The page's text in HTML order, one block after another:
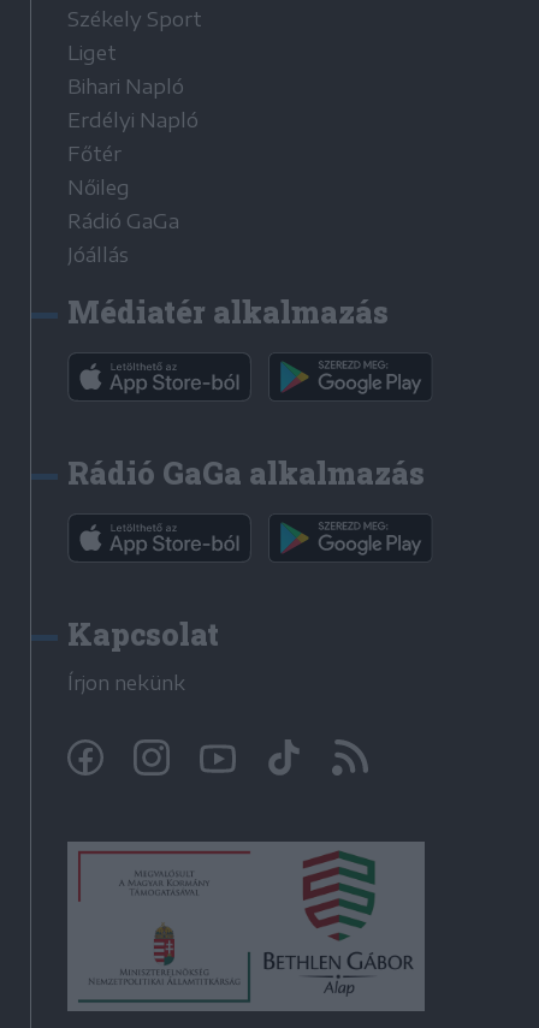
Székely Sport
Liget
Bihari Napló
Erdélyi Napló
Főtér
Nőileg
Rádió GaGa
Jóállás
Médiatér alkalmazás
Rádió GaGa alkalmazás
Kapcsolat
Írjon nekünk